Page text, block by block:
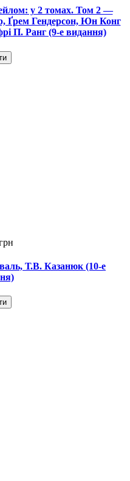
у 2 томах. Том 2 —
Ґрем Гендерсон, Юн Конг
П. Ранг (9-е видання)
Т.В. Казанюк (10-е